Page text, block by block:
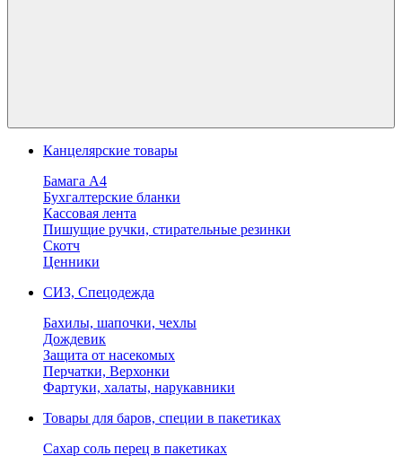
Канцелярские товары
Бамага А4
Бухгалтерские бланки
Кассовая лента
Пишущие ручки, стирательные резинки
Скотч
Ценники
СИЗ, Спецодежда
Бахилы, шапочки, чехлы
Дождевик
Защита от насекомых
Перчатки, Верхонки
Фартуки, халаты, нарукавники
Товары для баров, специи в пакетиках
Сахар соль перец в пакетиках